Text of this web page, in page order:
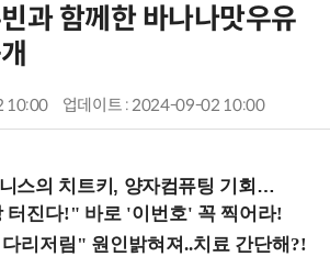
과 함께한 바나나맛우유
10:00 업데이트 : 2024-09-02 10:00
키, 양자컴퓨팅 기회를 선점하라! (8/28 강남역)